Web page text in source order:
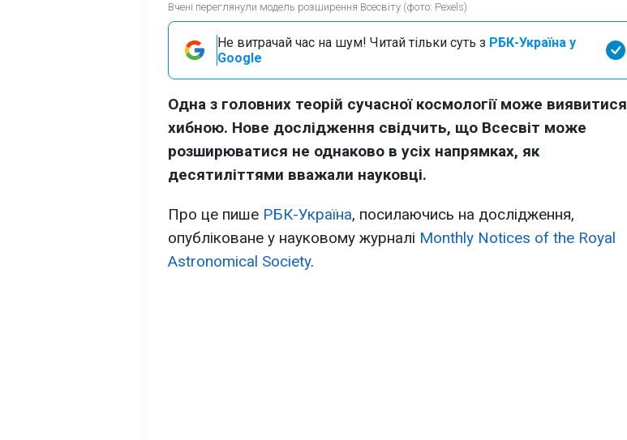
Вчені переглянули модель розширення Всесвіту (фото: Pexels)
Не витрачай час на шум! Читай тільки суть з РБК-Україна у
Google
Одна з головних теорій сучасної космології може виявитися
хибною. Нове дослідження свідчить, що Всесвіт може
розширюватися не однаково в усіх напрямках, як
десятиліттями вважали науковці.
Про це пише РБК-Україна, посилаючись на дослідження,
опубліковане у науковому журналі Monthly Notices of the Royal
Astronomical Society.